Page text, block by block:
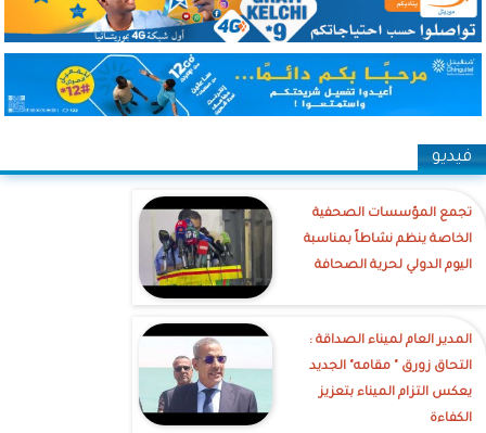
فيديو
تجمع المؤسسات الصحفية
الخاصة ينظم نشاطاً بمناسبة
اليوم الدولي لحرية الصحافة
‎المدير العام لميناء الصداقة :
التحاق زورق " مقامه" الجديد
يعكس التزام الميناء بتعزيز
الكفاءة